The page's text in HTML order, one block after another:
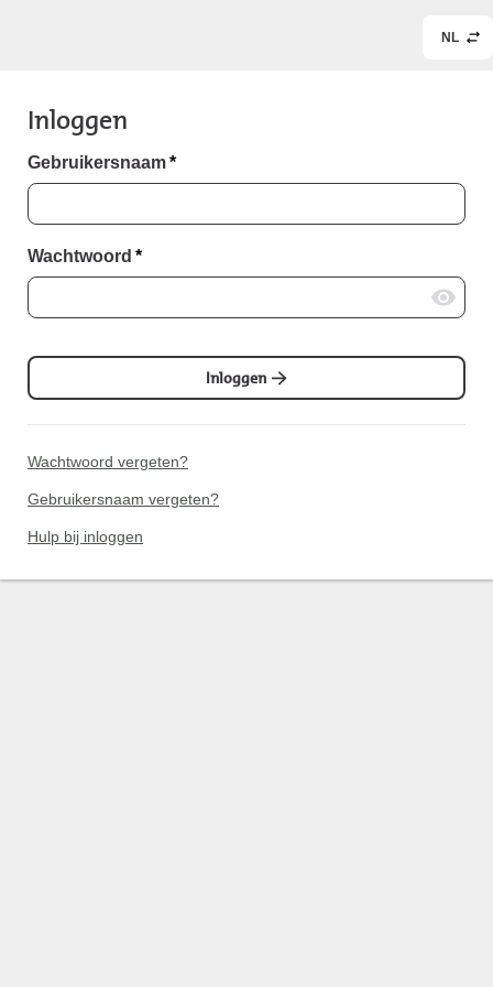
NL
Inloggen
Gebruikersnaam*
Wachtwoord *
Inloggen
Wachtwoord vergeten?
Gebruikersnaam vergeten?
Hulp bij inloggen